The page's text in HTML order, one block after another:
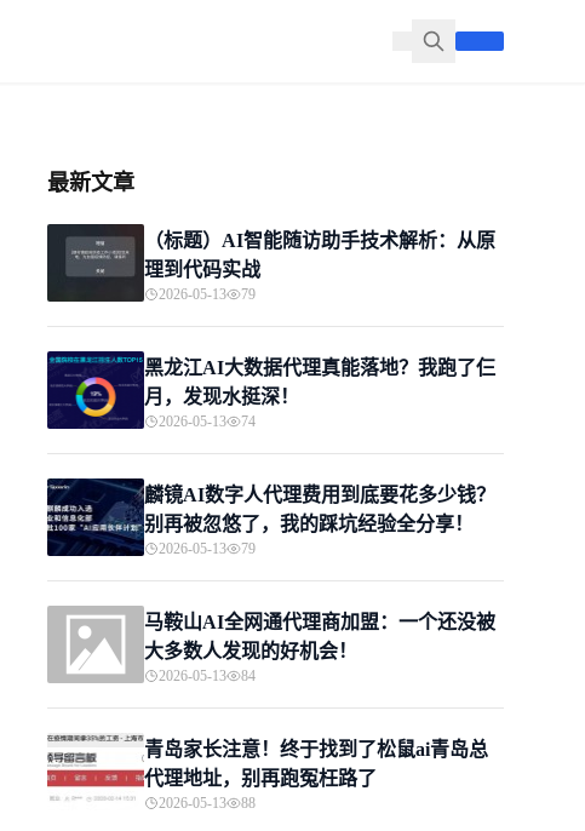
最新文章
（标题）AI智能随访助手技术解析：从原
理到代码实战
2026-05-13 79
黑龙江AI大数据代理真能落地？我跑了仨
月，发现水挺深！
2026-05-13 74
麟镜AI数字人代理费用到底要花多少钱？
别再被忽悠了，我的踩坑经验全分享！
2026-05-13 79
马鞍山AI全网通代理商加盟：一个还没被
大多数人发现的好机会！
2026-05-13 84
青岛家长注意！终于找到了松鼠ai青岛总
代理地址，别再跑冤枉路了
2026-05-13 88